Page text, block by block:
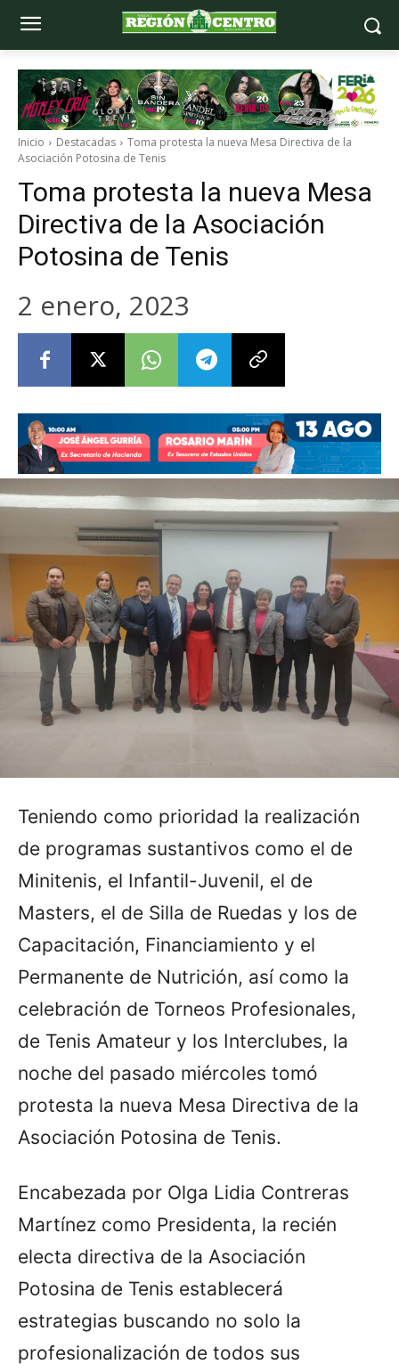
Inicio Destacadas
Toma protesta la nueva Mesa Directiva de la
Asociación Potosina de Tenis
Toma protesta la nueva Mesa
Directiva de la Asociación
Potosina de Tenis
2 enero, 2023
Teniendo como prioridad la realización
de programas sustantivos como el de
Minitenis, el Infantil-Juvenil, el de
Masters, el de Silla de Ruedas y los de
Capacitación, Financiamiento y el
Permanente de Nutrición, así como la
celebración de Torneos Profesionales,
de Tenis Amateur y los Interclubes, la
noche del pasado miércoles tomó
protesta la nueva Mesa Directiva de la
Asociación Potosina de Tenis.
Encabezada por Olga Lidia Contreras
Martínez como Presidenta, la recién
electa directiva de la Asociación
Potosina de Tenis establecerá
estrategias buscando no solo la
profesionalización de todos sus